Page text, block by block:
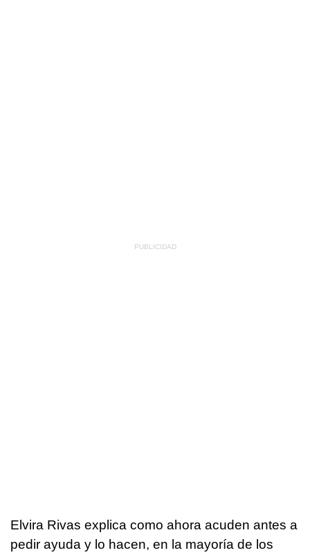
Elvira Rivas explica como ahora acuden antes a
pedir ayuda y lo hacen, en la mayoría de los